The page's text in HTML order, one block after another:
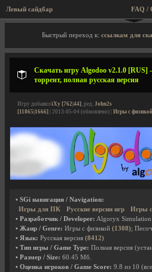
Левый сайдбар FAQ /
Описание игры, торрент,
Быстрый переход к: ссылкам для
Скачать игру Algodoo v2.1.0 [RUS] -
торрент, полная русская версия
Игру добавил iXy [762|44], ред. John2s
[11865|1666] | 2013-05-04 (обновлено) | Игры с
• SGi навигация / Navigation:
Игры для ПК
Русские версии игр Игры
• Разработчик / Developer: Algoryx Simulation
• Жанр / Genre: Игры с физикой (1308);
• Язык: Русская версия (8412)
• Тип игры / Game Type: Полная версия
• Размер / Size: 60.45 Мб.
• Оценка игроков / Game Score: 9.8 из 10